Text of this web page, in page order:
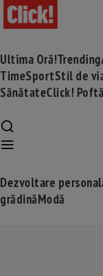
Ultima Oră!Trending
TimeSportStil de
SănătateClick!
Dezvoltare
grădinăModă